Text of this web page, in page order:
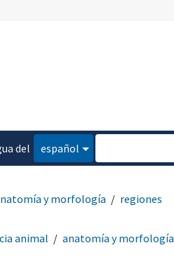
del
español
y morfología
regiones
animal anatomía y morfología